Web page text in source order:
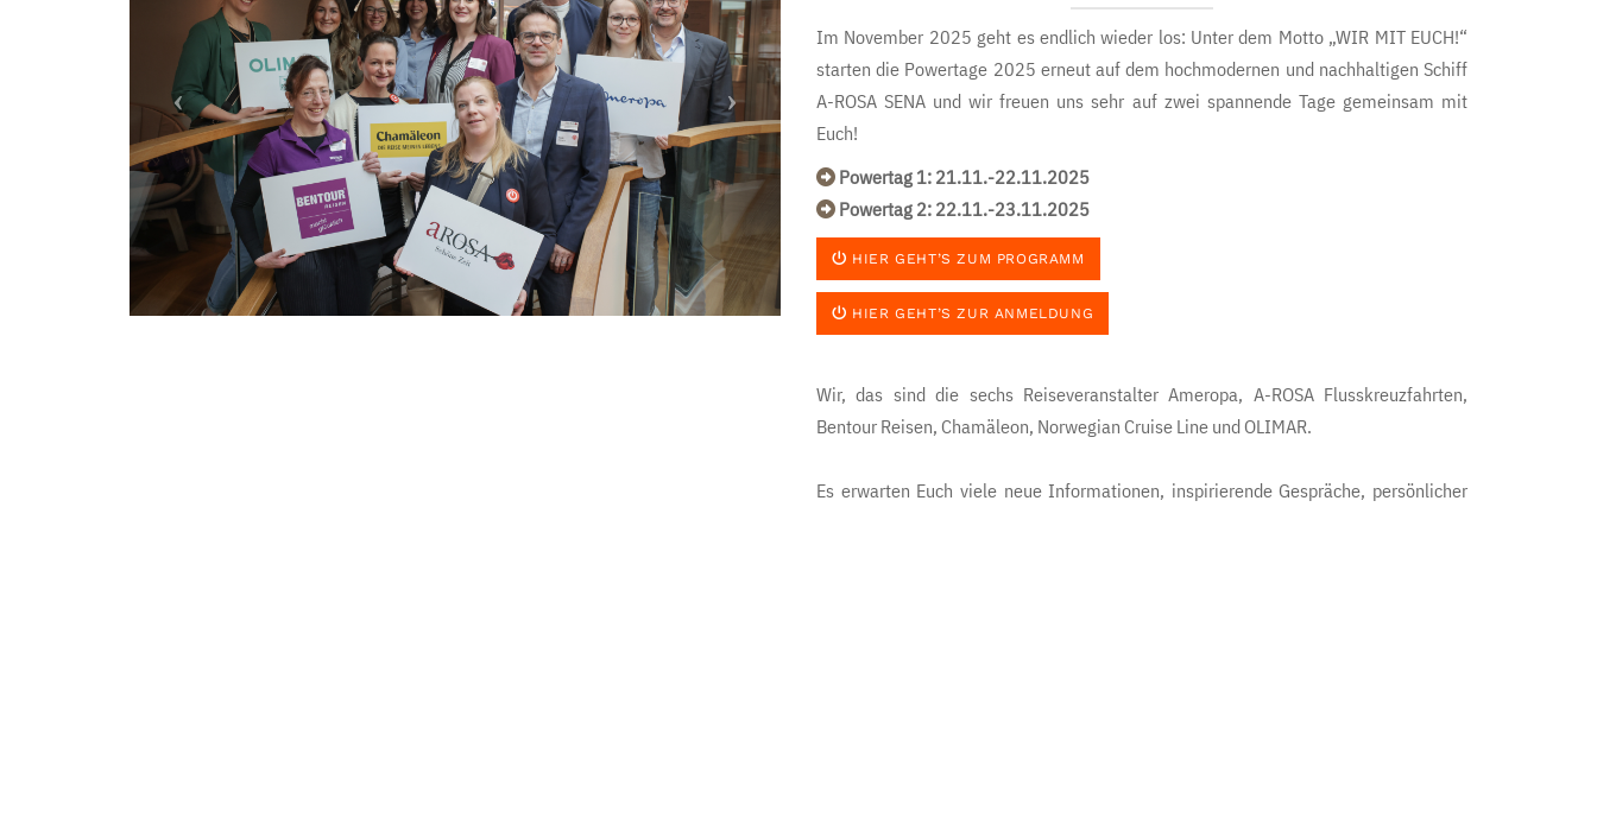
Im November 2025 geht es endlich wieder los: Unter dem Motto „WIR MIT EUCH!“
starten die Powertage 2025 erneut auf dem hochmodernen und nachhaltigen Schiff
A-ROSA SENA und wir freuen uns sehr auf zwei spannende Tage gemeinsam mit
Euch!
Powertag 1: 21.11.-22.11.2025
Powertag 2: 22.11.-23.11.2025
HIER GEHT’S ZUM PROGRAMM
HIER GEHT’S ZUR ANMELDUNG
Wir, das sind die sechs Reiseveranstalter Ameropa, A-ROSA Flusskreuzfahrten,
Bentour Reisen, Chamäleon, Norwegian Cruise Line und OLIMAR.
Es erwarten Euch viele neue Informationen, inspirierende Gespräche, persönlicher